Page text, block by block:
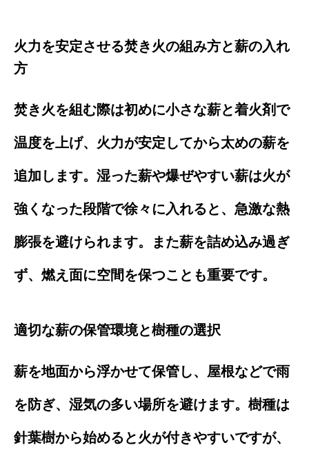
火力を安定させる焚き火の組み方と薪の入れ
方
焚き火を組む際は初めに小さな薪と着火剤で
温度を上げ、火力が安定してから太めの薪を
追加します。湿った薪や爆ぜやすい薪は火が
強くなった段階で徐々に入れると、急激な熱
膨張を避けられます。また薪を詰め込み過ぎ
ず、燃え面に空間を保つことも重要です。
適切な薪の保管環境と樹種の選択
薪を地面から浮かせて保管し、屋根などで雨
を防ぎ、湿気の多い場所を避けます。樹種は
針葉樹から始めると火が付きやすいですが、